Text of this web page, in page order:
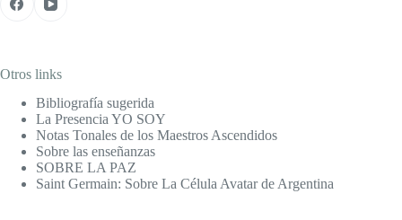
Otros links
Bibliografía sugerida
La Presencia YO SOY
Notas Tonales de los Maestros Ascendidos
Sobre las enseñanzas
SOBRE LA PAZ
Saint Germain: Sobre La Célula Avatar de Argentina